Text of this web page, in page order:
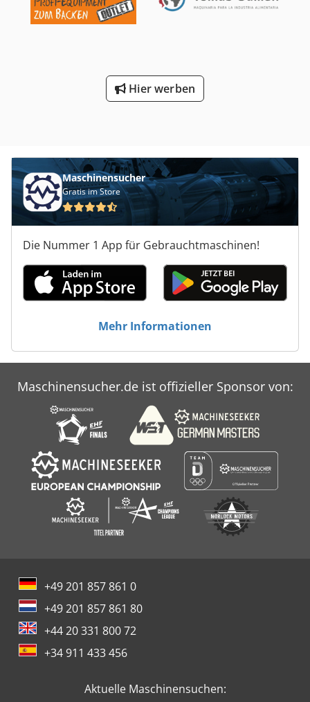
Hier werben
Maschinensucher
Gratis im Store
Die Nummer 1 App für Gebrauchtmaschinen!
Mehr Informationen
Maschinensucher.de ist offizieller Sponsor von:
+49 201 857 861 0
+49 201 857 861 80
+44 20 331 800 72
+34 911 433 456
Aktuelle Maschinensuchen: